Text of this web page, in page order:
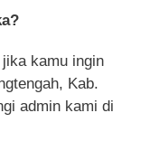
kamu ingin
Kab.
admin kami di